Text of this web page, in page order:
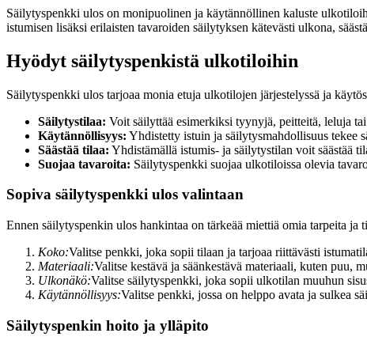
Säilytyspenkki ulos on monipuolinen ja käytännöllinen kaluste
istumisen lisäksi erilaisten tavaroiden säilytyksen kätevästi ulkona,
Hyödyt säilytyspenkistä ulkotiloihin
Säilytyspenkki ulos tarjoaa monia etuja ulkotilojen järjestelyssä ja
Säilytystilaa: Voit säilyttää esimerkiksi tyynyjä, peitteitä, leluja
Käytännöllisyys: Yhdistetty istuin ja säilytysmahdollisuus tekee
Säästää tilaa: Yhdistämällä istumis- ja säilytystilan voit säästää
Suojaa tavaroita: Säilytyspenkki suojaa ulkotiloissa olevia
Sopiva säilytyspenkki ulos valintaan
Ennen säilytyspenkin ulos hankintaa on tärkeää miettiä omia tarpeita
Koko:Valitse penkki, joka sopii tilaan ja tarjoaa riittävästi
Materiaali:Valitse kestävä ja säänkestävä materiaali, kuten puu,
Ulkonäkö:Valitse säilytyspenkki, joka sopii ulkotilan muuhun
Käytännöllisyys:Valitse penkki, jossa on helppo avata ja sulkea
Säilytyspenkin hoito ja ylläpito